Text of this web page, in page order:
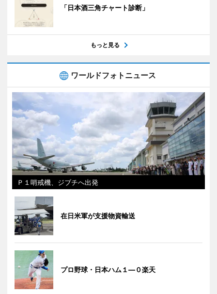
「日本酒三角チャート診断」
もっと見る
ワールドフォトニュース
Ｐ１哨戒機、ジブチへ出発
在日米軍が支援物資輸送
プロ野球・日本ハム１―０楽天